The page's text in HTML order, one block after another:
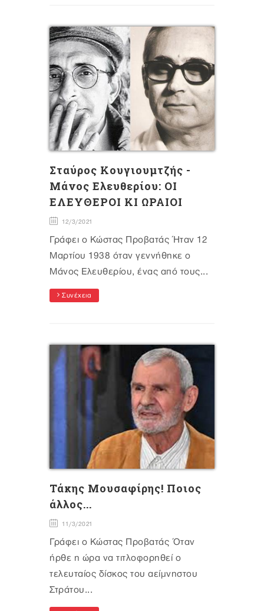
Σταύρος Κουγιουμτζής -
Μάνος Ελευθερίου: ΟΙ
ΕΛΕΥΘΕΡΟΙ ΚΙ ΩΡΑΙΟΙ
12/3/2021
Γράφει ο Κώστας Προβατάς Ήταν 12
Μαρτίου 1938 όταν γεννήθηκε o
Μάνος Ελευθερίου, ένας από τους...
Συνέχεια
Τάκης Μουσαφίρης! Ποιος
άλλος...
11/3/2021
Γράφει ο Κώστας Προβατάς Όταν
ήρθε η ώρα να τιτλοφορηθεί ο
τελευταίος δίσκος του αείμνηστου
Στράτου...